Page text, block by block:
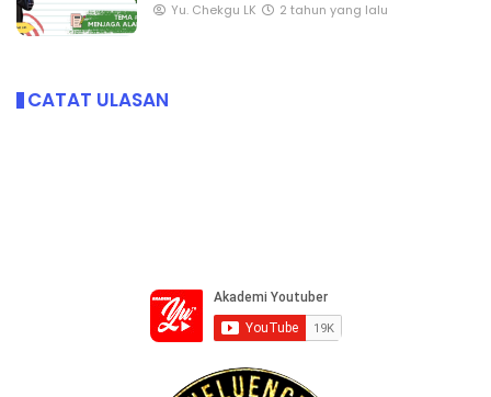
Yu. Chekgu LK 2 tahun yang lalu
CATAT ULASAN